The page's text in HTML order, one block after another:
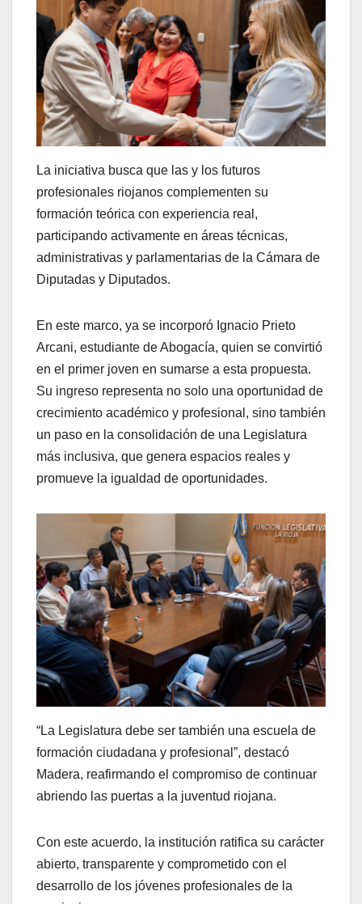
La iniciativa busca que las y los futuros
profesionales riojanos complementen su
formación teórica con experiencia real,
participando activamente en áreas técnicas,
administrativas y parlamentarias de la Cámara de
Diputadas y Diputados.
En este marco, ya se incorporó Ignacio Prieto
Arcani, estudiante de Abogacía, quien se convirtió
en el primer joven en sumarse a esta propuesta.
Su ingreso representa no solo una oportunidad de
crecimiento académico y profesional, sino también
un paso en la consolidación de una Legislatura
más inclusiva, que genera espacios reales y
promueve la igualdad de oportunidades.
“La Legislatura debe ser también una escuela de
formación ciudadana y profesional”, destacó
Madera, reafirmando el compromiso de continuar
abriendo las puertas a la juventud riojana.
Con este acuerdo, la institución ratifica su carácter
abierto, transparente y comprometido con el
desarrollo de los jóvenes profesionales de la